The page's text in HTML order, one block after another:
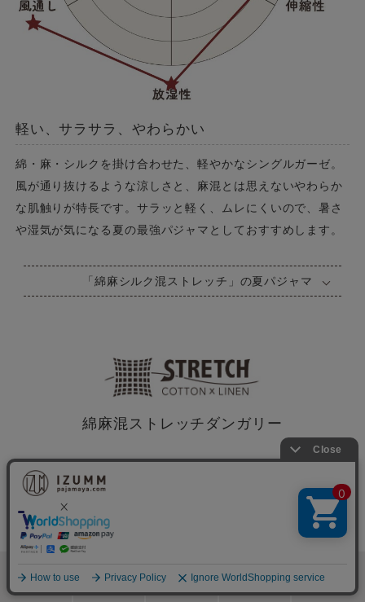
ホーム カート おねむりフェア
軽い、サラサラ、やわらかい
綿・麻・シルクを掛け合わせた、軽やかなシングルガーゼ。
風が通り抜けるような涼しさと、麻混とは思えないやわらか
な肌触りが特長です。サラッと軽く、ムレにくいので、暑さ
や湿気が気になる夏の最強パジャマとしておすすめします。
「綿麻シルク混ストレッチ」の夏パジャマ
綿麻混ストレッチダンガリー